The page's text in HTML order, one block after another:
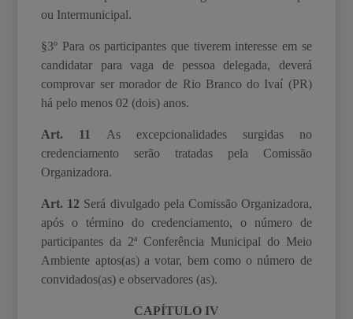
ou Intermunicipal.
§3º Para os participantes que tiverem interesse em se
candidatar para vaga de pessoa delegada, deverá
comprovar ser morador de Rio Branco do Ivaí (PR)
há pelo menos 02 (dois) anos.
Art. 11 As excepcionalidades surgidas no
credenciamento serão tratadas pela Comissão
Organizadora.
Art. 12 Será divulgado pela Comissão Organizadora,
após o término do credenciamento, o número de
participantes da 2ª Conferência Municipal do Meio
Ambiente aptos(as) a votar, bem como o número de
convidados(as) e observadores (as).
CAPÍTULO IV